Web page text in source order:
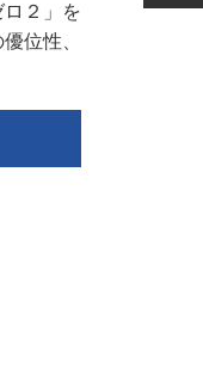
２」を
位性、